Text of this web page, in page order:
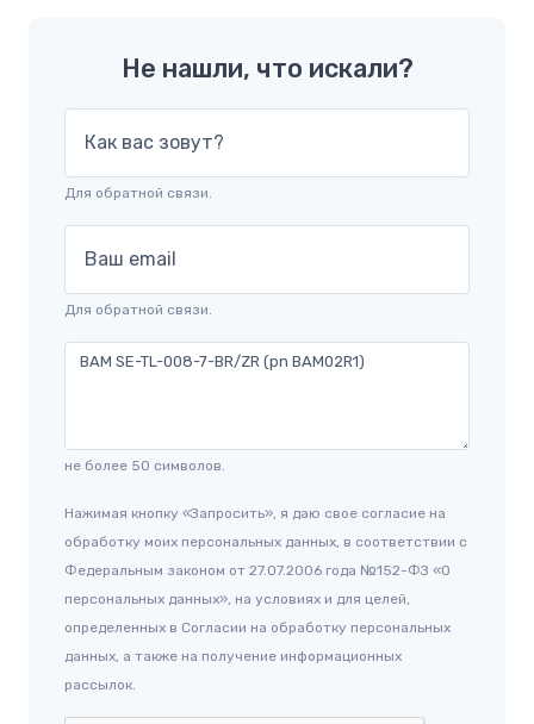
Не нашли, что искали?
Как вас зовут?
Для обратной связи.
Ваш email
Для обратной связи.
не более 50 символов.
Нажимая кнопку «Запросить», я даю свое согласие на
обработку моих персональных данных, в соответствии с
Федеральным законом от 27.07.2006 года №152-ФЗ «О
персональных данных», на условиях и для целей,
определенных в Согласии на обработку персональных
данных, а также на получение информационных
рассылок.